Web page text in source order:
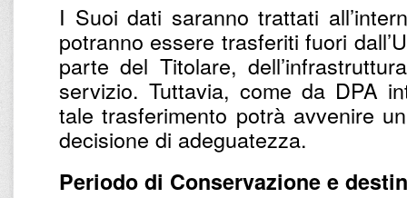
I Suoi dati saranno trattati
potranno essere trasferiti fuori
parte del Titolare,
servizio. Tuttavia, come da DPA
tale trasferimento potrà avvenire
decisione di adeguatezza.
Periodo di Conservazione e